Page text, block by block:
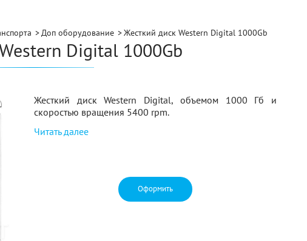
Доп оборудование Жесткий диск Western Digital 1000Gb
Digital 1000Gb
Жесткий диск Western Digital, объемом 1000 Гб и
скоростью вращения 5400 rpm.
Читать далее
Оформить